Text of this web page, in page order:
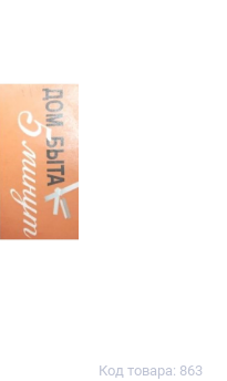
Код товара: 863